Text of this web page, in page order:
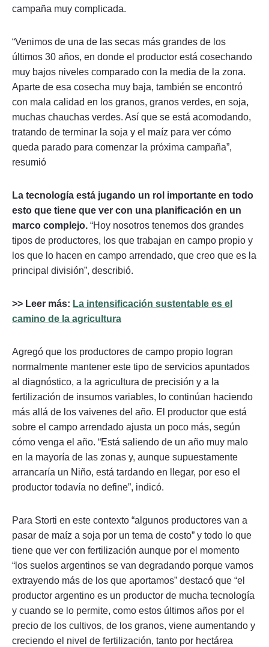
campaña muy complicada.
“Venimos de una de las secas más grandes de los
últimos 30 años, en donde el productor está cosechando
muy bajos niveles comparado con la media de la zona.
Aparte de esa cosecha muy baja, también se encontró
con mala calidad en los granos, granos verdes, en soja,
muchas chauchas verdes. Así que se está acomodando,
tratando de terminar la soja y el maíz para ver cómo
queda parado para comenzar la próxima campaña”,
resumió
La tecnología está jugando un rol importante en todo
esto que tiene que ver con una planificación en un
marco complejo. “Hoy nosotros tenemos dos grandes
tipos de productores, los que trabajan en campo propio y
los que lo hacen en campo arrendado, que creo que es la
principal división”, describió.
>> Leer más: La intensificación sustentable es el
camino de la agricultura
Agregó que los productores de campo propio logran
normalmente mantener este tipo de servicios apuntados
al diagnóstico, a la agricultura de precisión y a la
fertilización de insumos variables, lo continúan haciendo
más allá de los vaivenes del año. El productor que está
sobre el campo arrendado ajusta un poco más, según
cómo venga el año. “Está saliendo de un año muy malo
en la mayoría de las zonas y, aunque supuestamente
arrancaría un Niño, está tardando en llegar, por eso el
productor todavía no define”, indicó.
Para Storti en este contexto “algunos productores van a
pasar de maíz a soja por un tema de costo” y todo lo que
tiene que ver con fertilización aunque por el momento
“los suelos argentinos se van degradando porque vamos
extrayendo más de los que aportamos” destacó que “el
productor argentino es un productor de mucha tecnología
y cuando se lo permite, como estos últimos años por el
precio de los cultivos, de los granos, viene aumentando y
creciendo el nivel de fertilización, tanto por hectárea